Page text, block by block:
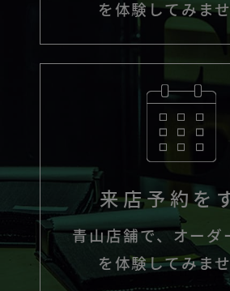
を体験してみま
来店予約を
青山店舗で、オーダ
を体験してみま